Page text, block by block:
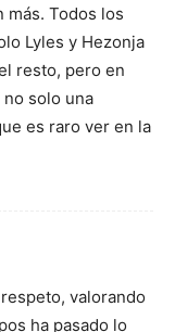
más. Todos los
Lyles y Hezonja
resto, pero en
solo una
es raro ver en la
valorando
ha pasado lo